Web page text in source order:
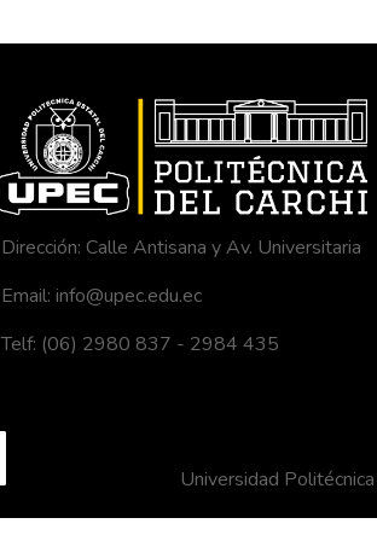
Dirección: Calle Antisana y Av. Universitaria
Email: info@upec.edu.ec
Telf: (06) 2980 837 - 2984 435
Universidad